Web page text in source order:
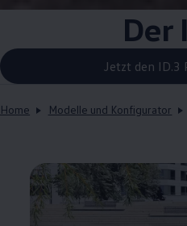
Der
Jetzt den ID.3
Home Modelle und Konfigurator